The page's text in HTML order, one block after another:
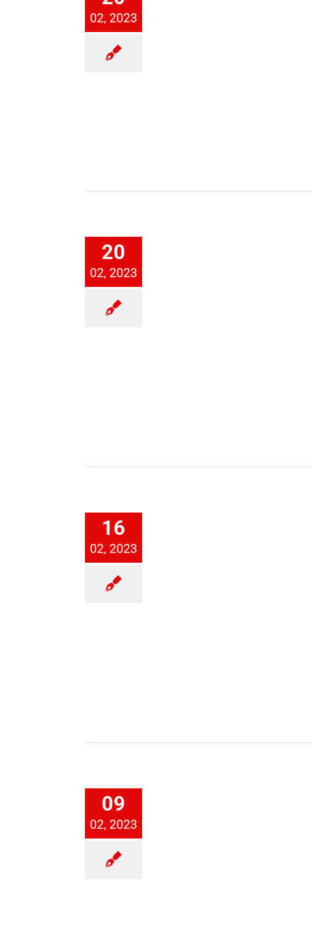
02, 2023
20
02, 2023
16
02, 2023
ins Viertelfinale
09
02, 2023
Bouler steigen in
auf